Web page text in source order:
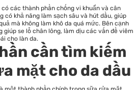
các thành phần chống vi khuẩn và cân
có khả năng làm sạch sâu và hút dầu, giúp
mà không làm khô da quá mức. Bên cạnh
giúp se lỗ chân lông, làm dịu các vấn đề viêm
cho làn da.
cần tìm kiếm
mặt cho da dầu